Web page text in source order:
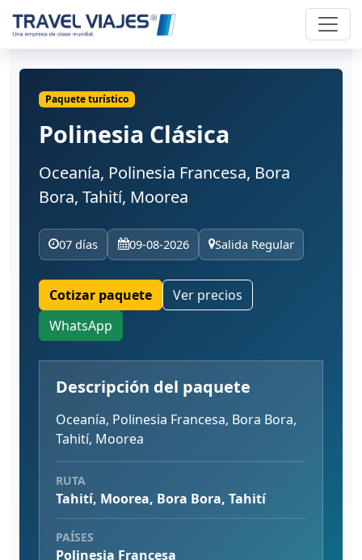
Paquete turístico
Polinesia Clásica
Oceanía, Polinesia Francesa, Bora
Bora, Tahití, Moorea
07 días 09-08-2026 Salida Regular
Cotizar paquete
Ver precios
WhatsApp
Descripción del paquete
Oceanía, Polinesia Francesa, Bora Bora,
Tahití, Moorea
RUTA
Tahití, Moorea, Bora Bora, Tahití
PAÍSES
Polinesia Francesa